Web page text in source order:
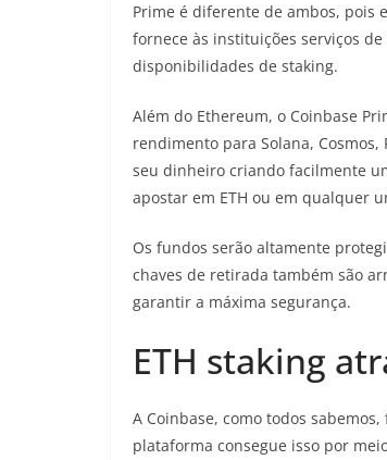
Prime é diferente de ambos, pois
fornece às instituições serviços
disponibilidades de staking.
Além do Ethereum, o Coinbase
rendimento para Solana,
seu dinheiro criando facilmente
apostar em ETH ou em qualquer
Os fundos serão altamente
chaves de retirada também são
garantir a máxima segurança.
ETH staking
A Coinbase, como todos
plataforma consegue isso por